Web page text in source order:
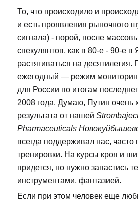
То, что происходило и
и есть проявления рыночного
сигнала) - порой, после
спекулянтов, как в 80-е - 90-е
растягиваться на
ежегодный — режим
для России по итогам
2008 года. Думаю, Путин очень
результата от нашей
Pharmaceuticals
всегда поддерживал нас, часто
тренировки. На курсы кроя и
придется, но нужно запастись
инструментами, фантазией.
Если при этом человек еще